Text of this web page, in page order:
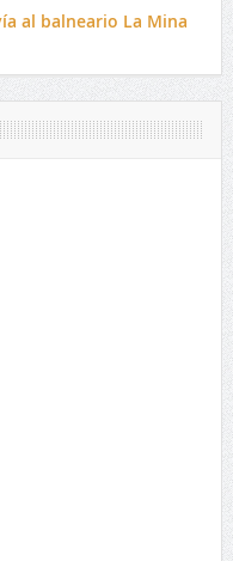
al balneario La Mina